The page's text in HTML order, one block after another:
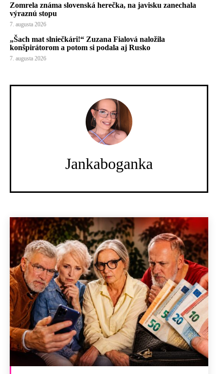
Zomrela známa slovenská herečka, na javisku zanechala
výraznú stopu
7. augusta 2026
„Šach mat slniečkári!“ Zuzana Fialová naložila
konšpirátorom a potom si podala aj Rusko
7. augusta 2026
Jankaboganka